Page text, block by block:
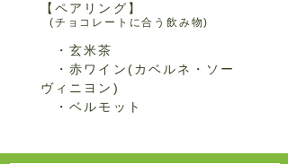
【ペアリング】
(チョコレートに合う飲み物)
・玄米茶
・赤ワイン(カベルネ・ソー
ヴィニヨン)
・ベルモット